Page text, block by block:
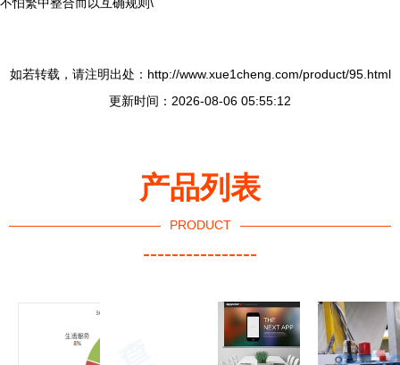
如若转载，请注明出处：http://www.xue1cheng.com/product/95.html
更新时间：2026-08-06 05:55:12
产品列表
PRODUCT
----------------